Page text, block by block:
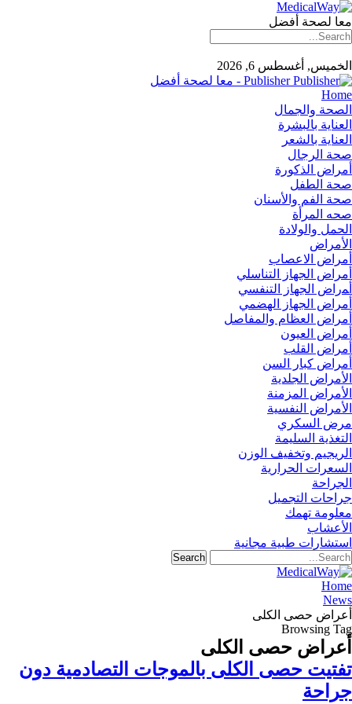
معا لصحة أفضل
الخميس, أغسطس 6, 2026
Publisher - معا لصحة أفضل
Home
الصحة والجمال
العناية بالبشرة
العناية بالشعر
صحة الرجال
أمراض الذكورة
صحة الطفل
صحة الفم والأسنان
صحه المرأة
الحمل والولادة
الأمراض
أمراض الاعصاب
أمراض الجهاز التناسلي
أﻤراض اﻟﺠﻬﺎز اﻟﺘﻨﻔﺴﻲ
أمراض الجهاز الهضمي
أمراض العظام والمفاصل
أمراض العيون
أمراض القلب
أمراض كبار السن
الأمراض الجلدية
الأمراض المزمنة
الأمراض النفسية
مرض السكري
التغذية السليمة
الريجيم وتخفيف الوزن
السعرات الحرارية
الجراحة
جراحات التجميل
معلومة تهمك
الأعشاب
استشارات طبية مجانية
Home
News
أعراض حصى الكلى
Browsing Tag
أعراض حصى الكلى
تفتيت حصى الكلى بالموجات التصادمية دون
جراحة